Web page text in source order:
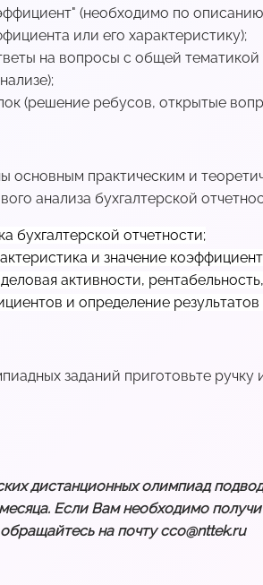
(необходимо по
или его характеристику);
на вопросы с общей тематикой
(решение ребусов, открытые
основным практическим и
анализа бухгалтерской
бухгалтерской отчетности;
и значение
активности, рентабельность,
и определение результатов
заданий приготовьте ручку
дистанционных олимпиад
Если Вам необходимо
на почту cco@nttek.ru